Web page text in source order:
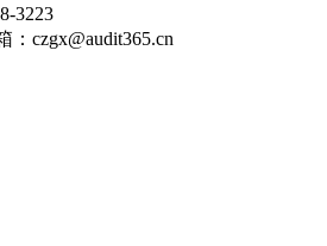
3223
： czgx@audit365.cn